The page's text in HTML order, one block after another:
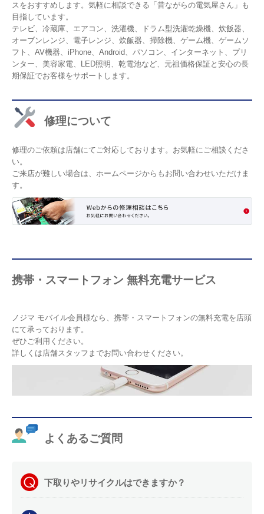
スをおすすめします。気軽に相談できる「昔ながらの電気屋さん」も
目指しています。
テレビ、冷蔵庫、エアコン、洗濯機、ドラム型洗濯乾燥機、炊飯器、
オーブンレンジ、電子レンジ、炊飯器、掃除機、ゲーム機、ゲームソ
フト、AV機器、iPhone、Android、パソコン、インターネット、プリ
ンター、美容家電、LED照明、乾電池など、元祖価格保証と安心の長
期保証でお客様をサポートします。
修理について
修理のご依頼は店舗にてご対応しております。お気軽にご相談くださ
い。
ご来店が難しい場合は、ホームページからもお問い合わせいただけま
す。
携帯・スマートフォン 無料充電サービス
ノジマ モバイル会員様なら、携帯・スマートフォンの無料充電を店頭
にて承っております。
ぜひご利用ください。
詳しくは店舗スタッフまでお問い合わせください。
よくあるご質問
下取りやリサイクルはできますか？